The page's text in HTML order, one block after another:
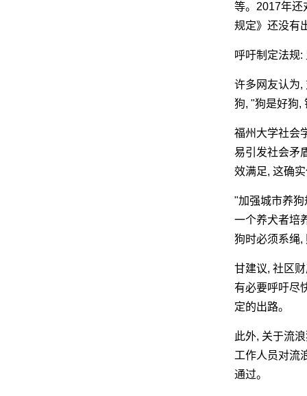
等。2017年还
规定》还没有
呼吁制定法规:
许多网友认为,
狗, "狗是好狗,
福州大学社会
易引发社会矛
效满足, 这确
"加强城市养
一个养犬者培
狗时必须系绳,
甘建议, 社区
有必要呼吁尽
定的出路。
此外, 关于流
工作人员对流
通过。